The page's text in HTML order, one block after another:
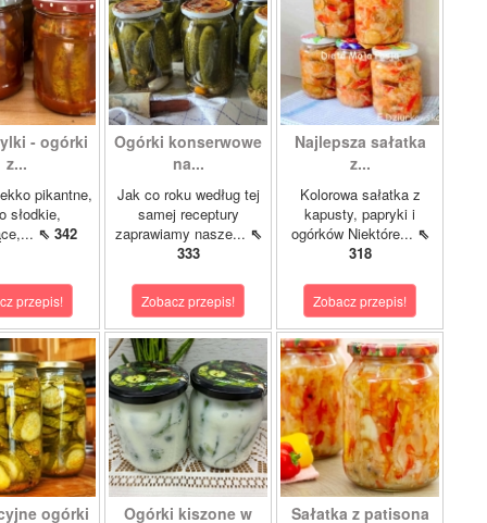
- ogórki
z...
pikantne,
słodkie,
⇖ 342
przepis!
Ogórki konserwowe
na...
Jak co roku według tej
samej receptury
zaprawiamy nasze... ⇖
333
Zobacz przepis!
Najlepsza sałatka
z...
Kolorowa sałatka z
kapusty, papryki i
ogórków Niektóre... ⇖
318
Zobacz przepis!
ogórki Ogórki kiszone w Sałatka z patisona